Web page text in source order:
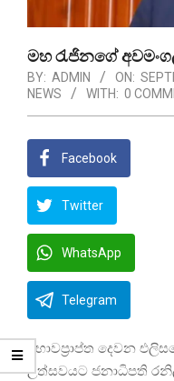
මහ රැජිනගේ
BY: ADMIN ON:
NEWS
WITH: 0
Facebook
Twitter
WhatsApp
Telegram
අභාවප්‍රාප්ත දෙවන
උත්සවයට ජනාධිපති